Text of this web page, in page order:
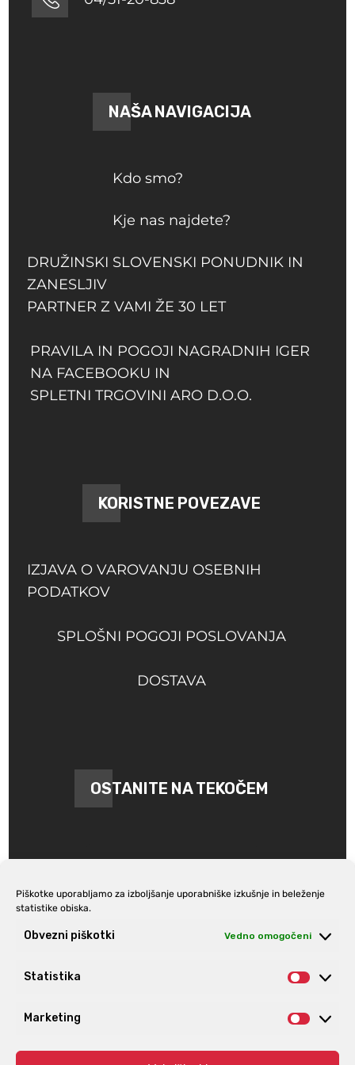
Piškotke uporabljamo za izboljšanje uporabniške izkušnje in beleženje
statistike obiska.
Obvezni piškotki Vedno omogočeni
Statistika
Marketing
NAŠA NAVIGACIJA
Kdo smo?
Kje nas najdete?
DRUŽINSKI SLOVENSKI PONUDNIK IN
ZANESLJIV
PARTNER Z VAMI ŽE 30 LET
PRAVILA IN POGOJI NAGRADNIH IGER
NA FACEBOOKU IN
SPLETNI TRGOVINI ARO D.O.O.
KORISTNE POVEZAVE
IZJAVA O VAROVANJU OSEBNIH
PODATKOV
SPLOŠNI POGOJI POSLOVANJA
DOSTAVA
OSTANITE NA TEKOČEM